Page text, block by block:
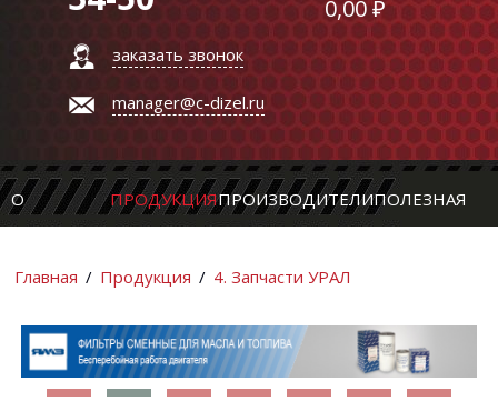
заказать звонок
manager@c-dizel.ru
0,00 ₽
О ПРОДУКЦИЯПРОИЗВОДИТЕЛИПОЛЕЗНАЯ
Главная / Продукция / 4. Запчасти УРАЛ